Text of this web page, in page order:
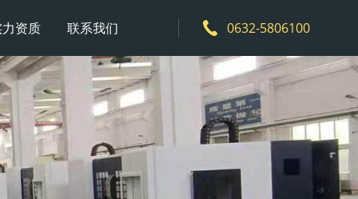
资质 联系我们 0632-5806100